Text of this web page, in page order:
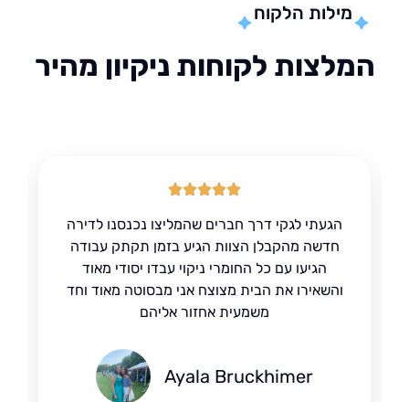
מילות הלקוח
לקוחות ניקיון מהיר
הגעתי לגקי דרך חברים שהמליצו נכנסנו לדירה
חדשה מהקבלן הצוות הגיע בזמן תקתק עבודה
הגיעו עם כל החומרי ניקוי עבדו יסודי מאוד
והשאירו את הבית מצוצח אני מבסוטה מאוד וחד
משמעית אחזור אליהם
Ayala Bruckhimer